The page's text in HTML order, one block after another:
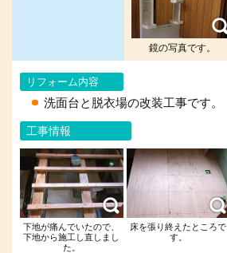
鏡の写真です。
リフォーム内容
洗面台と脱衣場の改装工事です。
工事情報
下地が痛んでいたので、
下地から施工し直しまし
た。
床を張り終えたところで
す。